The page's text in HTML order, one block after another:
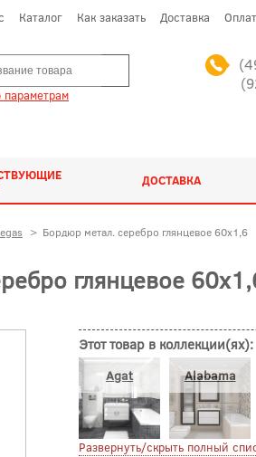
Каталог Как заказать Доставка
ДОСТАВКА
> Бордюр метал. серебро глянцевое 60x1,6
глянцевое
Этот товар в коллекции(ях):
Agat Alabama
Развернуть/скрыть полный